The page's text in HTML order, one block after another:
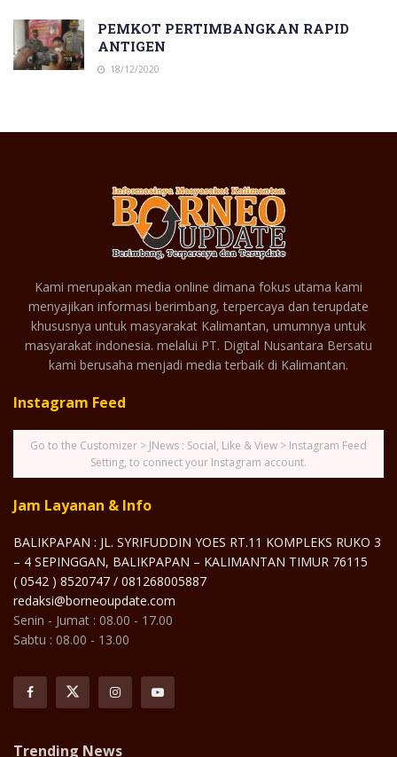
PEMKOT PERTIMBANGKAN RAPID
ANTIGEN
18/12/2020
Kami merupakan media online dimana fokus utama kami
menyajikan informasi berimbang, terpercaya dan terupdate
khususnya untuk masyarakat Kalimantan, umumnya untuk
masyarakat indonesia. melalui PT. Digital Nusantara Bersatu
kami berusaha menjadi media terbaik di Kalimantan.
Instagram Feed
Go to the Customizer > JNews : Social, Like & View > Instagram Feed
Setting, to connect your Instagram account.
Jam Layanan & Info
BALIKPAPAN : JL. SYRIFUDDIN YOES RT.11 KOMPLEKS RUKO 3
– 4 SEPINGGAN, BALIKPAPAN – KALIMANTAN TIMUR 76115
( 0542 ) 8520747 / 081268005887
redaksi@borneoupdate.com
Senin - Jumat : 08.00 - 17.00
Sabtu : 08.00 - 13.00
Trending News